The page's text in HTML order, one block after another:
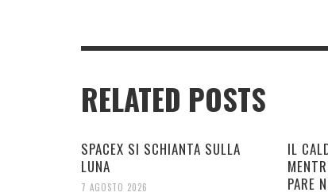
RELATED POSTS
SPACEX SI SCHIANTA SULLA
LUNA
7 AGOSTO 2026
IL
PARE